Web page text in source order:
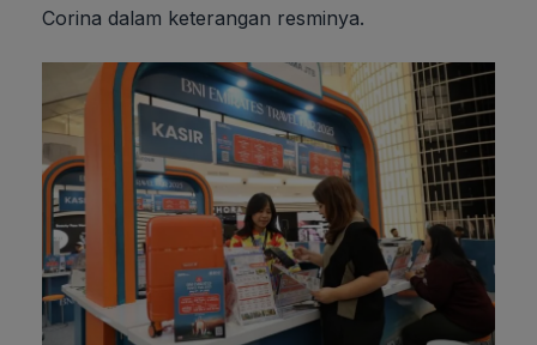
Corina dalam keterangan resminya.